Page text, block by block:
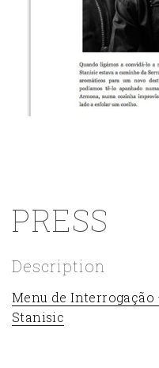
PRESS
Description
Menu de Interrogação
Stanisic